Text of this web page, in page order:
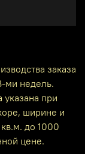
заказа
ми недель.
при
ширине и
до 1000
цене.